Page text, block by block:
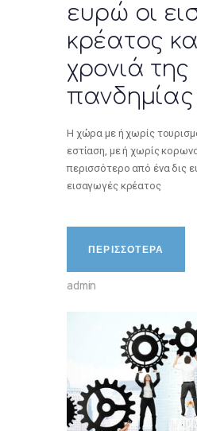
ευρώ οι
κρέατος
χρονιά της
πανδημίας
H χώρα με ή χωρίς
εστίαση, με ή χωρίς
περισσότερο από ένα δις
εισαγωγές κρέατος
ΠΕΡΙΣΣΟΤΕΡΑ
admin